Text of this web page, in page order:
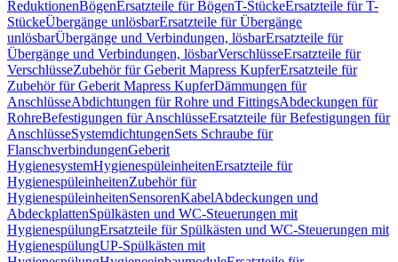
ReduktionenBögenErsatzteile für BögenT-StückeErsatzteile für T-
StückeÜbergänge unlösbarErsatzteile für Übergänge
unlösbarÜbergänge und Verbindungen, lösbarErsatzteile für
Übergänge und Verbindungen, lösbarVerschlüsseErsatzteile für
VerschlüsseZubehör für Geberit Mapress KupferErsatzteile für
Zubehör für Geberit Mapress KupferDämmungen für
AnschlüsseAbdichtungen für Rohre und FittingsAbdeckungen für
RohreBefestigungen für AnschlüsseErsatzteile für Befestigungen für
AnschlüsseSystemdichtungenSets Schraube für
FlanschverbindungenGeberit
HygienesystemHygienespüleinheitenErsatzteile für
HygienespüleinheitenZubehör für
HygienespüleinheitenSensorenKabelAbdeckungen und
AbdeckplattenSpülkästen und WC-Steuerungen mit
HygienespülungErsatzteile für Spülkästen und WC-Steuerungen mit
HygienespülungUP-Spülkästen mit